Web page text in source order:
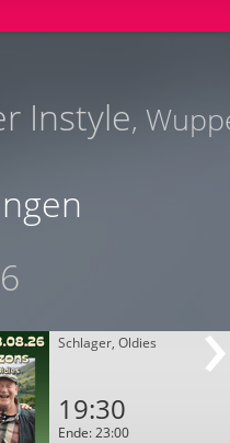
Instyle,
Schlager, Oldies
19:30
Ende: 23:00